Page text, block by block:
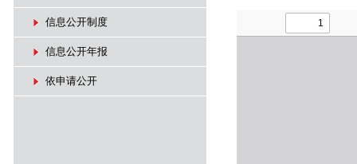
信息公开制度
信息公开年报
依申请公开